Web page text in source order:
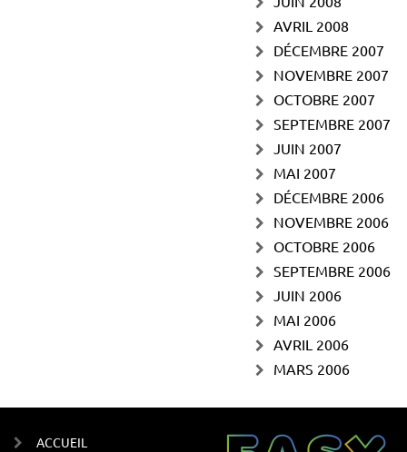
AVRIL 2008
DÉCEMBRE 2007
NOVEMBRE 2007
OCTOBRE 2007
SEPTEMBRE 2007
JUIN 2007
MAI 2007
DÉCEMBRE 2006
NOVEMBRE 2006
OCTOBRE 2006
SEPTEMBRE 2006
JUIN 2006
MAI 2006
AVRIL 2006
MARS 2006
ACCUEIL